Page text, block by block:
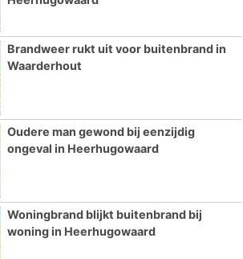
Brandweer rukt uit voor buitenbrand in
Waarderhout
Oudere man gewond bij eenzijdig
ongeval in Heerhugowaard
Woningbrand blijkt buitenbrand bij
woning in Heerhugowaard